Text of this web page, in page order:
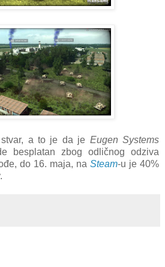
a to je da je Eugen Systems
besplatan zbog odličnog odziva
do 16. maja, na Steam-u je 40%